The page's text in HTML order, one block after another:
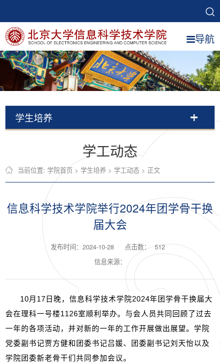
导航
学生培养
学工动态
当前位置:学院首页 >学生培养 >学工动态 > 正文
信息科学技术学院举行2024年团学骨干换
届大会
发布时间：2024-10-28 点击数： 512
信息来源：
10月 17 日晚，信息科学技术学院2024年团学骨干换届大
会在理科一号楼1126室顺利举办。与会人员共同回顾了过去
一年的各项活动，并对新的一年的工作开展做出展望。学院
党委副书记贾方健和团委书记吕媛、团委副书记刘天怡以及
学院团委新老骨干们共同参加会议。